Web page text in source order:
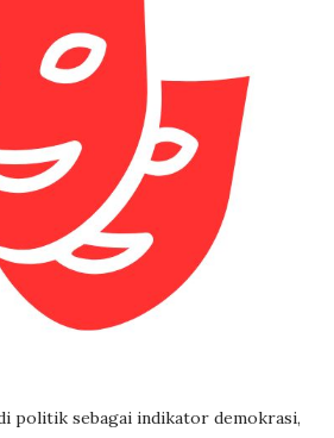
politik sebagai indikator demokrasi,